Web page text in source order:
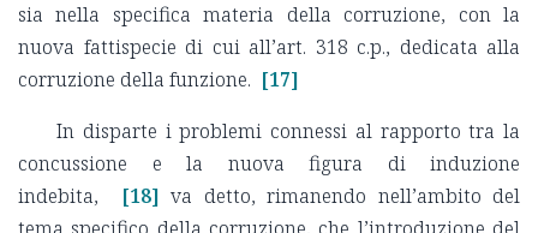
sia nella specifica materia della corruzione, con la
nuova fattispecie di cui all’art. 318 c.p., dedicata alla
corruzione della funzione. [17]
In disparte i problemi connessi al rapporto tra la
concussione e la nuova figura di induzione
indebita,
[18] va detto, rimanendo nell’ambito del